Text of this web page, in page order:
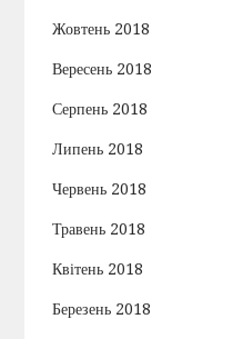
Жовтень 2018
Вересень 2018
Серпень 2018
Липень 2018
Червень 2018
Травень 2018
Квітень 2018
Березень 2018